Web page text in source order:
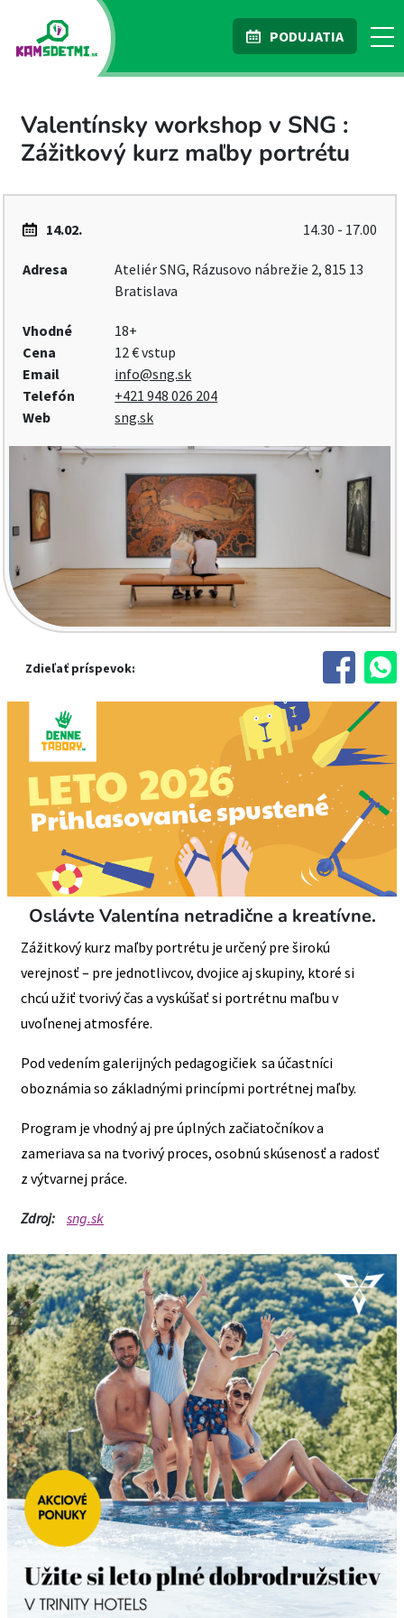
PODUJATIA
Valentínsky workshop v SNG :
Zážitkový kurz maľby portrétu
14.02. 14.30 - 17.00
Adresa
Ateliér SNG, Rázusovo nábrežie 2, 815 13
Bratislava
Vhodné
18+
Cena
12 € vstup
Email
info@sng.sk
Telefón
+421 948 026 204
Web
sng.sk
Zdieľať príspevok:
Oslávte Valentína netradične a kreatívne.
Zážitkový kurz maľby portrétu je určený pre širokú
verejnosť – pre jednotlivcov, dvojice aj skupiny, ktoré si
chcú užiť tvorivý čas a vyskúšať si portrétnu maľbu v
uvoľnenej atmosfére.
Pod vedením galerijných pedagogičiek sa účastníci
oboznámia so základnými princípmi portrétnej maľby.
Program je vhodný aj pre úplných začiatočníkov a
zameriava sa na tvorivý proces, osobnú skúsenosť a radosť
z výtvarnej práce.
Zdroj: sng.sk